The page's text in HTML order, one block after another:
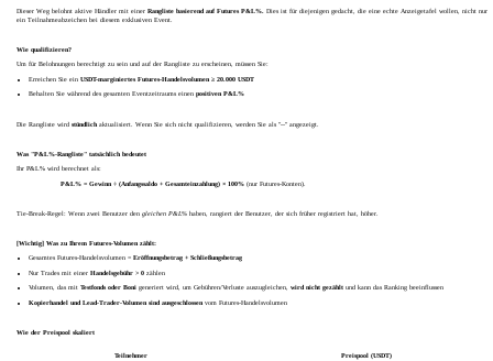
Dieser Weg belohnt aktive Händler mit einer Rangliste basierend auf Futures P&L%. Dies ist für diejenigen gedacht, die eine echte Anzeigetafel wollen, nicht nur
ein Teilnahmeabzeichen bei diesem exklusiven Event.
Wie qualifizieren?
Um für Belohnungen berechtigt zu sein und auf der Rangliste zu erscheinen, müssen Sie:
Erreichen Sie ein USDT-marginiertes Futures-Handelsvolumen ≥ 20.000 USDT
Behalten Sie während des gesamten Eventzeitraums einen positiven P&L%
Die Rangliste wird stündlichaktualisiert. Wenn Sie sich nicht qualifizieren, werden Sie als "--" angezeigt.
Was "P&L%-Rangliste" tatsächlich bedeutet
Ihr P&L% wird berechnet als:
P&L% = Gewinn ÷ (Anfangssaldo + Gesamteinzahlung) × 100%(nur Futures-Konten).
Tie-Break-Regel: Wenn zwei Benutzer den gleichen P&L%haben, rangiert der Benutzer, der sich früher registriert hat, höher.
[Wichtig] Was zu Ihrem Futures-Volumen zählt:
Gesamtes Futures-Handelsvolumen = Eröffnungsbetrag + Schließungsbetrag
Nur Trades mit einer Handelsgebühr > 0zählen
Volumen, das mit Testfonds oder Bonigeneriert wird, um Gebühren/Verluste auszugleichen, wird nicht gezähltund kann das Ranking beeinflussen
Kopierhandel und Lead-Trader-Volumen sind ausgeschlossenvom Futures-Handelsvolumen
Wie der Preispool skaliert
Teilnehmer Preispool (USDT)